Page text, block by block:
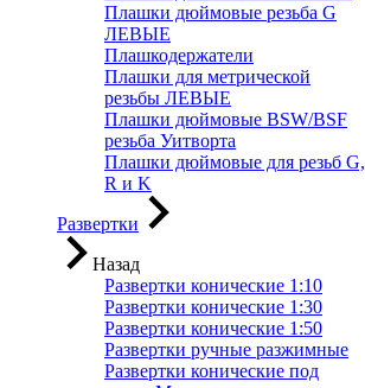
Плашки дюймовые резьба G
ЛЕВЫЕ
Плашкодержатели
Плашки для метрической
резьбы ЛЕВЫЕ
Плашки дюймовые BSW/BSF
резьба Уитворта
Плашки дюймовые для резьб G,
R и K
Развертки
Назад
Развертки конические 1:10
Развертки конические 1:30
Развертки конические 1:50
Развертки ручные разжимные
Развертки конические под